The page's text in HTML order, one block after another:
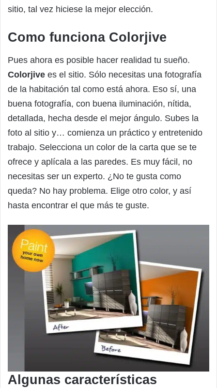
sitio, tal vez hiciese la mejor elección.
Como funciona Colorjive
Pues ahora es posible hacer realidad tu sueño.
Colorjive es el sitio. Sólo necesitas una fotografía
de la habitación tal como está ahora. Eso sí, una
buena fotografía, con buena iluminación, nítida,
detallada, hecha desde el mejor ángulo. Subes la
foto al sitio y… comienza un práctico y entretenido
trabajo. Selecciona un color de la carta que se te
ofrece y aplícala a las paredes. Es muy fácil, no
necesitas ser un experto. ¿No te gusta como
queda? No hay problema. Elige otro color, y así
hasta encontrar el que más te guste.
Algunas características